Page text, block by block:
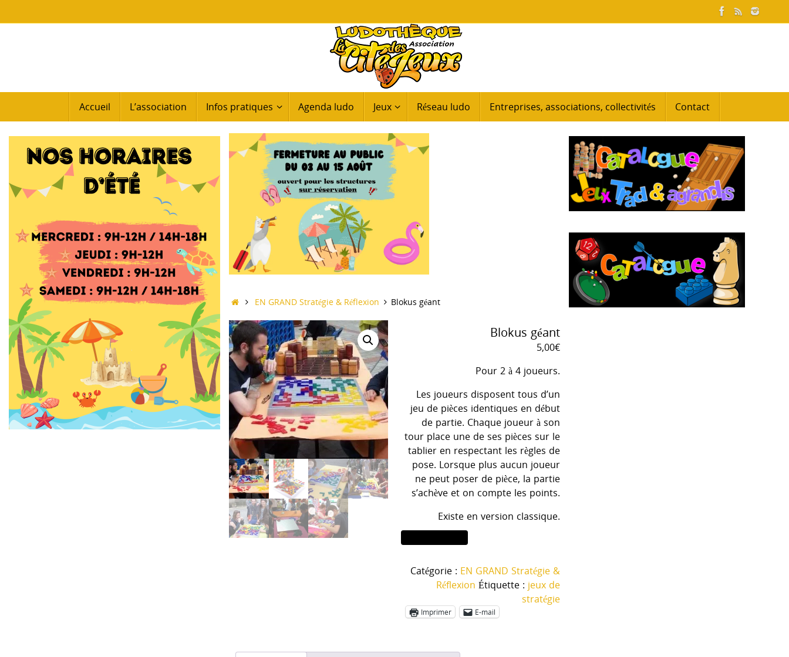
au
contenu
Accueil L’association Infos pratiques Agenda ludo Jeux Réseau ludo Entreprises, associations, collectivités Contact
Accueil
EN GRAND Stratégie & Réflexion Blokus géant
Blokus géant
5,00€
Pour 2 à 4 joueurs.
Les joueurs disposent tous d’un
jeu de pièces identiques en début
de partie. Chaque joueur à son
tour place une de ses pièces sur le
tablier en respectant les règles de
pose. Lorsque plus aucun joueur
ne peut poser de pièce, la partie
s’achève et on compte les points.
Existe en version classique.
Blokus
Catégorie : EN GRAND Stratégie &
Réflexion Étiquette : jeux de
stratégie
Imprimer E-mail